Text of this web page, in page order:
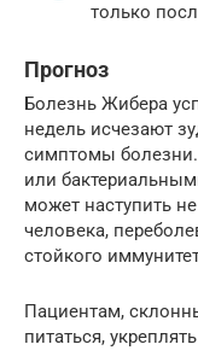
только
Прогноз
Болезнь Жибера
недель исчезают
симптомы
или
может наступить
человека,
стойкого
Пациентам,
питаться,